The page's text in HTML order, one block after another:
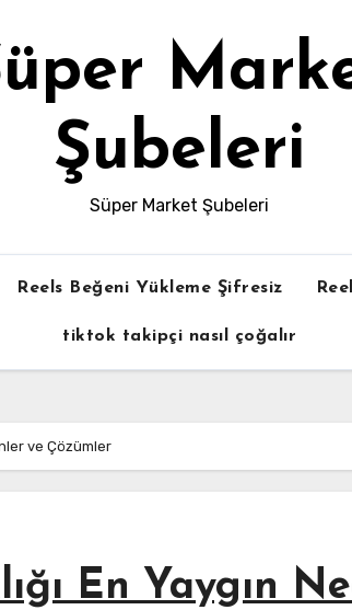
Şubeleri
Süper Market Şubeleri
Reels Beğeni Yükleme Şifresiz
tiktok takipçi nasıl çoğalır
ve Çözümler
En Yaygın